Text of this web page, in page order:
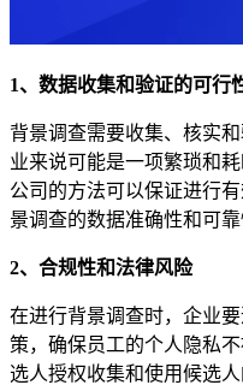
1、数据收集和验证的可行
背景调查需要收集、核实
业来说可能是一项繁琐和
公司的方法可以保证进行
景调查的数据准确性和可靠
2、合规性和法律风险
在进行背景调查时，企业
策，确保员工的个人隐私
选人授权收集和使用候选